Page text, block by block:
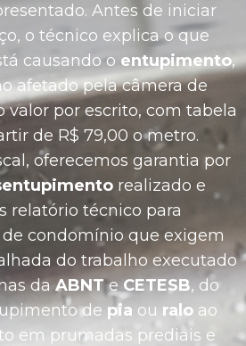
Antes de iniciar
o técnico explica o que
causando o entupimento,
afetado pela câmera de
valor por escrito, com tabela
de R$ 79,00 o metro.
oferecemos garantia por
realizado e
relatório técnico para
condomínio que exigem
do trabalho executado
daABNTeCETESB, do
de pia ou raloao
em prumadas prediais e